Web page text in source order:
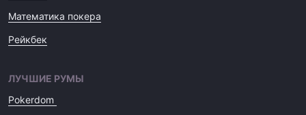
Математика покера
Рейкбек
ЛУЧШИЕ РУМЫ
Pokerdom